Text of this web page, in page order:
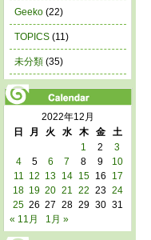
Geeko (22)
TOPICS (11)
未分類 (35)
2022年12月
日
月 火 水 木 金
土
1
2
3
4
5 6 7 8 9
10
11 12 13 14 15 16
17
18 19 20 21 22 23 24
25 26 27 28 29 30 31
« 11月
1月 »